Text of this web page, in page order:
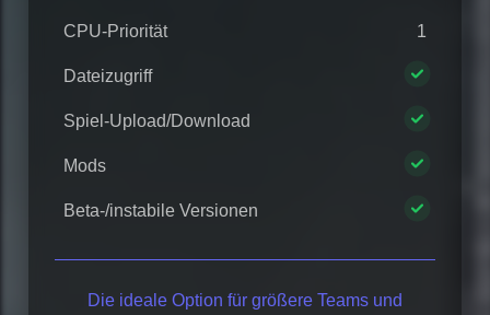
CPU-Priorität 1
Dateizugriff
Spiel-Upload/Download
Mods
Beta-/instabile Versionen
Die ideale Option für größere Teams und